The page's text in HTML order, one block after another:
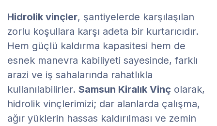
Hidrolik vinçler, şantiyelerde karşılaşılan
zorlu koşullara karşı adeta bir kurtarıcıdır.
Hem güçlü kaldırma kapasitesi hem de
esnek manevra kabiliyeti sayesinde, farklı
arazi ve iş sahalarında rahatlıkla
kullanılabilirler. Samsun Kiralık Vinç olarak,
hidrolik vinçlerimizi; dar alanlarda çalışma,
ağır yüklerin hassas kaldırılması ve zemin